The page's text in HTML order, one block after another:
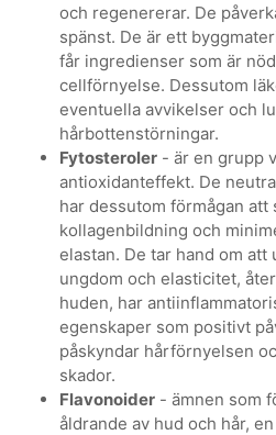
och regenererar. De
spänst. De är ett
får ingredienser som är
cellförnyelse. Dessutom
eventuella avvikelser och
hårbottenstörningar.
Fytosteroler - är en grupp
antioxidanteffekt. De
har dessutom förmågan att
kollagenbildning och
elastan. De tar hand om att
ungdom och elasticitet,
huden, har
egenskaper som positivt
påskyndar hårförnyelsen
skador.
Flavonoider - ämnen som
åldrande av hud och hår,